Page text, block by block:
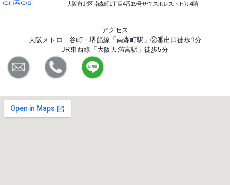
大阪市北区南森町1丁目4番19号サウスホレストビル4階
アクセス
大阪メトロ 谷町・堺筋線「南森町駅」②番出口徒歩1分
JR東西線「大阪天満宮駅」徒歩5分